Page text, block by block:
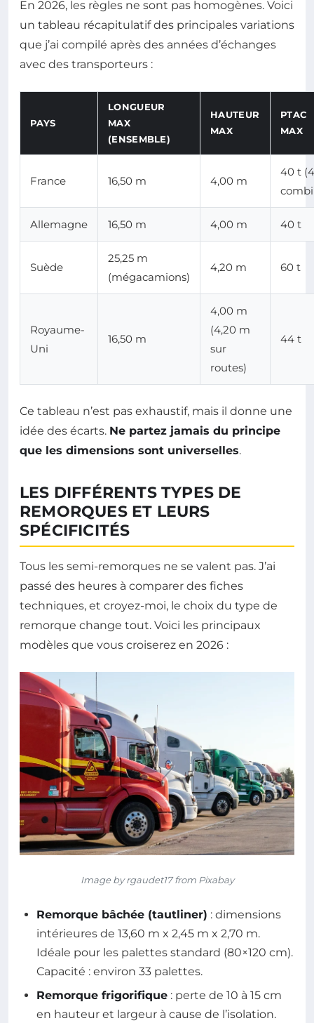
En 2026, les règles ne sont pas homogènes. Voici
un tableau récapitulatif des principales variations
que j’ai compilé après des années d’échanges
avec des transporteurs :
PAYS
LONGUEUR
MAX
(ENSEMBLE)
HAUTEUR
MAX
PTAC
MAX
France 16,50 m 4,00 m
40 t
Allemagne 16,50 m 4,00 m 40 t
Suède
25,25 m
(mégacamions)
4,20 m 60 t
Royaume-
Uni
16,50 m
4,00 m
(4,20 m
sur
routes)
44 t
Ce tableau n’est pas exhaustif, mais il donne une
idée des écarts. Ne partez jamais du principe
que les dimensions sont universelles.
LES DIFFÉRENTS TYPES DE
REMORQUES ET LEURS
SPÉCIFICITÉS
Tous les semi-remorques ne se valent pas. J’ai
passé des heures à comparer des fiches
techniques, et croyez-moi, le choix du type de
remorque change tout. Voici les principaux
modèles que vous croiserez en 2026 :
Image by rgaudet17 from Pixabay
Remorque bâchée (tautliner) : dimensions
intérieures de 13,60 m x 2,45 m x 2,70 m.
Idéale pour les palettes standard (80×120 cm).
Capacité : environ 33 palettes.
Remorque frigorifique : perte de 10 à 15 cm
en hauteur et largeur à cause de l’isolation.